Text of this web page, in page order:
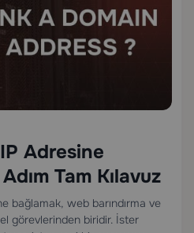
Adresine
Tam Kılavuz
bağlamak, web barındırma ve
görevlerinden biridir. İster